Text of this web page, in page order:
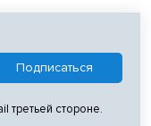
третьей стороне.